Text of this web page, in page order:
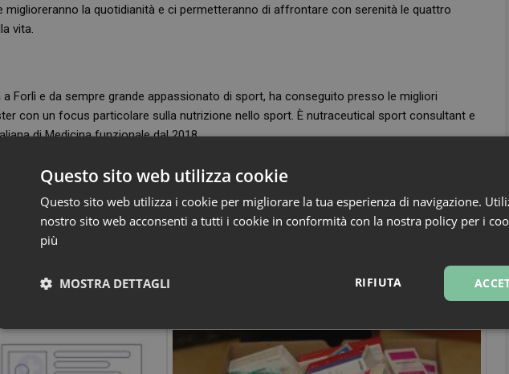
miglioreranno la quotidianità e ci permetteranno di affrontare con serenità le quattro
vita.
Forlì e da sempre grande appassionato di sport, ha conseguito presso le migliori
con un focus particolare sulla nutrizione nello sport. È nutraceutical sport consultant e
di Medicina funzionale dal 2018.
per scelta in un piccolo paese dell’Emilia-Romagna, Longiano, crede molto nel consiglio
per aiutare gli altri. Si è specializzato come consulente della nutrizione, naturopata e ha
funzionale di cui è docente dal 2018.
fisiche e
di
Questo sito web utilizza cookie
Questo sito web utilizza i cookie per migliorare la tua esperienza di navigazione.
nostro sito web acconsenti a tutti i cookie in conformità con la nostra policy per i
più
RIFIUTA
MOSTRA DETTAGLI
Necessari Marketing Non